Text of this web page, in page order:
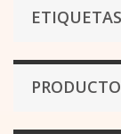
ETIQUETAS